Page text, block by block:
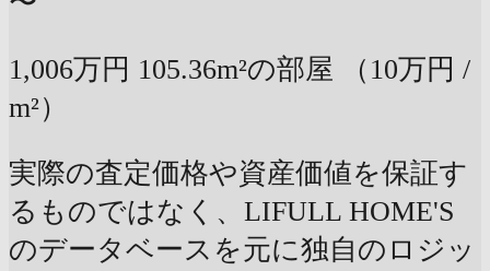
1,006万円 105.36m²の部屋
（10万円 /
m²）
実際の査定価格や資産価値を保証す
るものではなく、LIFULL HOME'S
のデータベースを元に独自のロジッ